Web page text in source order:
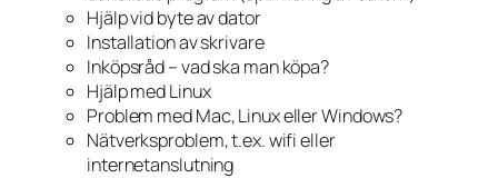
Hjälp vid byte av dator
Installation av skrivare
Inköpsråd – vad ska man köpa?
Hjälp med Linux
Problem med Mac, Linux eller Windows?
Nätverksproblem, t.ex. wifi eller
internetanslutning